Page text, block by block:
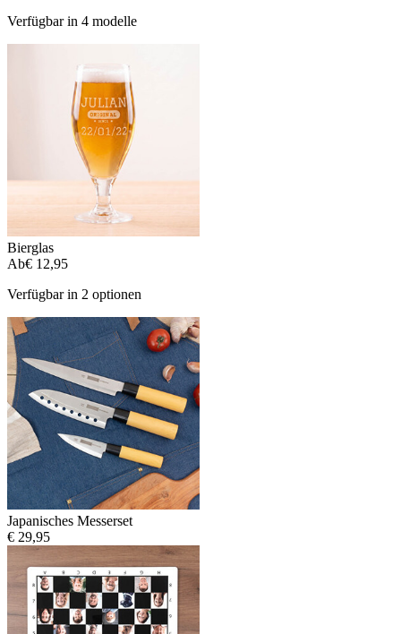
Verfügbar in 4 modelle
Bierglas
Ab€ 12,95
Verfügbar in 2 optionen
Japanisches Messerset
€ 29,95